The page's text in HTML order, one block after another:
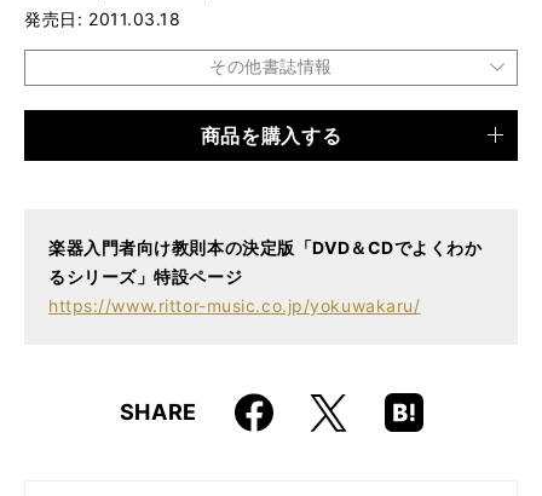
発売日
2011.03.18
その他書誌情報
商品を購入する
楽器入門者向け教則本の決定版「DVD＆CDでよくわか
るシリーズ」特設ページ
https://www.rittor-music.co.jp/yokuwakaru/
SHARE Faceboo
k
X
Hatena
Boo